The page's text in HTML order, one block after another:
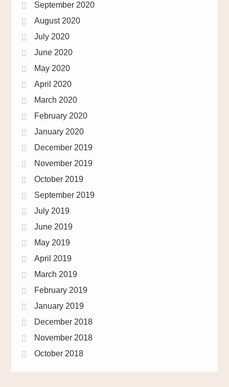
September 2020
August 2020
July 2020
June 2020
May 2020
April 2020
March 2020
February 2020
January 2020
December 2019
November 2019
October 2019
September 2019
July 2019
June 2019
May 2019
April 2019
March 2019
February 2019
January 2019
December 2018
November 2018
October 2018